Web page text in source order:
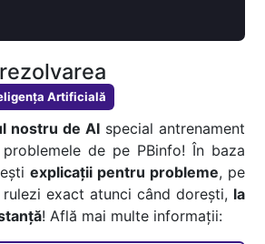
Artificială
nostru de AIspecial antrenament
de pe PBinfo! În baza
explicații pentru probleme, pe
exact atunci când dorești, la
! Află mai multe informații: